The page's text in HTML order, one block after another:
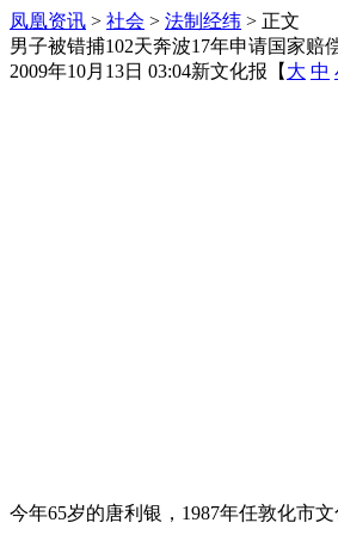
凤凰资讯 > 社会 > 法制经纬 > 正文
男子被错捕102天奔波17年申请国家赔
2009年10月13日 03:04新文化报 【 大 中
今年65岁的唐利银，1987年任敦化市